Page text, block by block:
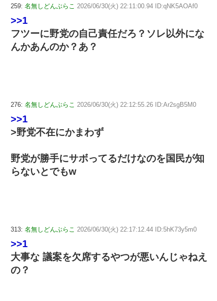
259: 名無しどんぶらこ 2026/06/30(火) 22:11:00.94 ID:qNK5AOAf0
>>1
フツーに野党の自己責任だろ？ソレ以外にな
んかあんのか？あ？
276: 名無しどんぶらこ 2026/06/30(火) 22:12:55.26 ID:Ar2sgB5M0
>>1
>野党不在にかまわず
野党が勝手にサボってるだけなのを国民が知
らないとでもw
313: 名無しどんぶらこ 2026/06/30(火) 22:17:12.44 ID:5hK73y5m0
>>1
大事な 議案を欠席するやつが悪いんじゃねえ
の？